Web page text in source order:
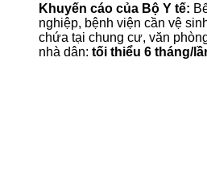
Khuyến cáo của Bộ Y tế:
nghiệp, bệnh viện cần vệ
chứa tại chung cư, văn
nhà dân: tối thiểu 6 tháng/